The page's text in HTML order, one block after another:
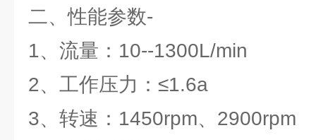
二、性能参数-
1、流量：10--1300L/min
2、工作压力：≤1.6a
3、转速：1450rpm、2900rpm